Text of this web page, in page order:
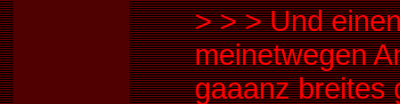
>>> Und
meinetwegen
gaaanz breites